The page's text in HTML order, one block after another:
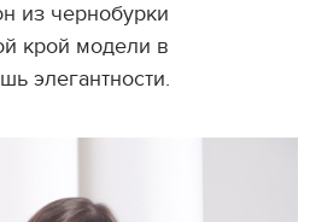
из чернобурки
крой модели в
элегантности.